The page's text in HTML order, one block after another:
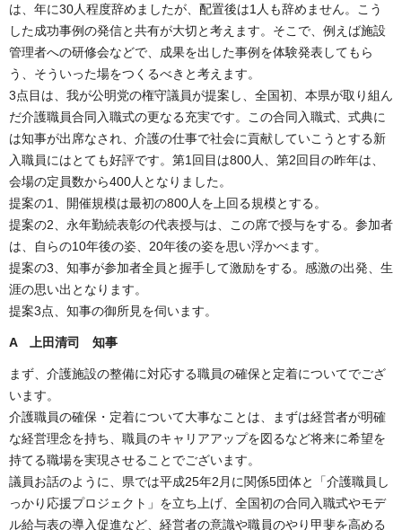
は、年に30人程度辞めましたが、配置後は1人も辞めません。こう
した成功事例の発信と共有が大切と考えます。そこで、例えば施設
管理者への研修会などで、成果を出した事例を体験発表してもら
う、そういった場をつくるべきと考えます。
3点目は、我が公明党の権守議員が提案し、全国初、本県が取り組ん
だ介護職員合同入職式の更なる充実です。この合同入職式、式典に
は知事が出席なされ、介護の仕事で社会に貢献していこうとする新
入職員にはとても好評です。第1回目は800人、第2回目の昨年は、
会場の定員数から400人となりました。
提案の1、開催規模は最初の800人を上回る規模とする。
提案の2、永年勤続表彰の代表授与は、この席で授与をする。参加者
は、自らの10年後の姿、20年後の姿を思い浮かべます。
提案の3、知事が参加者全員と握手して激励をする。感激の出発、生
涯の思い出となります。
提案3点、知事の御所見を伺います。
A 上田清司 知事
まず、介護施設の整備に対応する職員の確保と定着についてでござ
います。
介護職員の確保・定着について大事なことは、まずは経営者が明確
な経営理念を持ち、職員のキャリアアップを図るなど将来に希望を
持てる職場を実現させることでございます。
議員お話のように、県では平成25年2月に関係5団体と「介護職員し
っかり応援プロジェクト」を立ち上げ、全国初の合同入職式やモデ
ル給与表の導入促進など、経営者の意識や職員のやり甲斐を高める